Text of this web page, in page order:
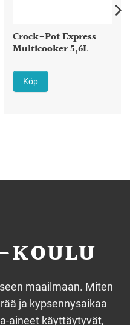
Crock-Pot Express
Multicooker 5,6L
Köp
KOULU
maailmaan. Miten
ja kypsennysaikaa
aineet käyttäytyvät,